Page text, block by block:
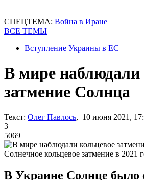
СПЕЦТЕМА: Война в Иране
ВСЕ ТЕМЫ
Вступление Украины в ЕС
В мире наблюдали
затмение Солнца
Текст: Олег Павлось, 10 июня 2021,
3
5069
Солнечное кольцевое затмение в 2021
В Украине Солнце было